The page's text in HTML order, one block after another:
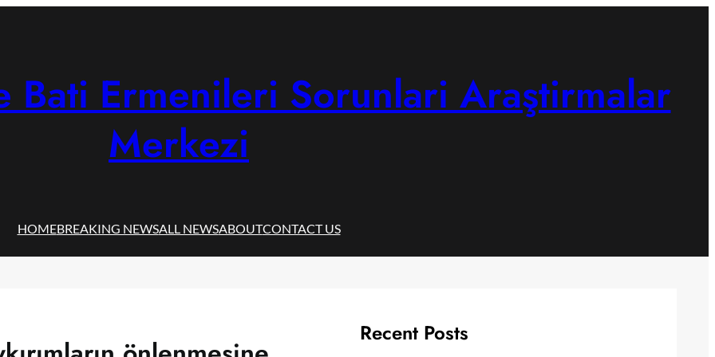
Bati Ermenileri Sorunlari Araştirmalar
Merkezi
HOMEBREAKING NEWSALL NEWSABOUTCONTACT US
Recent Posts